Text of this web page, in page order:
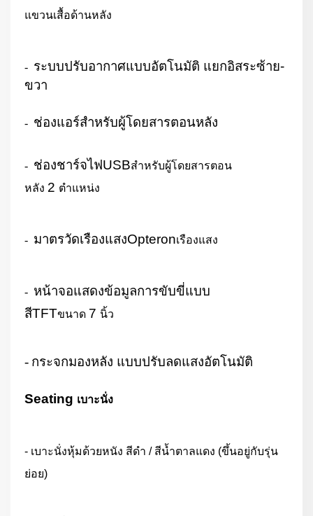
แขวนเสื้อด้านหลัง
- ระบบปรับอากาศแบบอัตโนมัติ แยกอิสระซ้าย-
ขวา
- ช่องแอร์สำหรับผู้โดยสารตอนหลัง
- ช่องชาร์จไฟUSBสำหรับผู้โดยสารตอน
หลัง 2 ตำแหน่ง
- มาตรวัดเรืองแสงOpteronเรืองแสง
- หน้าจอแสดงข้อมูลการขับขี่แบบ
สีTFTขนาด 7 นิ้ว
- กระจกมองหลัง แบบปรับลดแสงอัตโนมัติ
Seating เบาะนั่ง
- เบาะนั่งหุ้มด้วยหนัง สีดำ / สีน้ำตาลแดง (ขึ้นอยู่กับรุ่น
ย่อย)